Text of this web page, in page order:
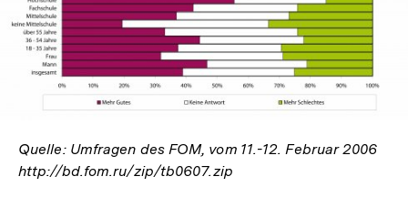
In
Lightbox
öffnen
Quelle: Umfragen des FOM, vom 11.-12. Februar 2006
http://bd.fom.ru/zip/tb0607.zip